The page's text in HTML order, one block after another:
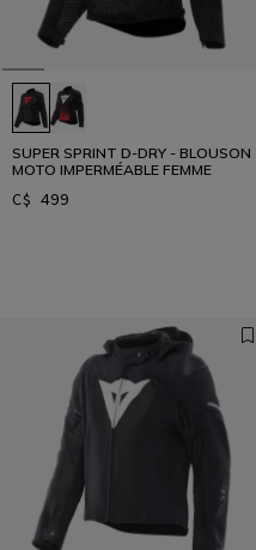
SUPER SPRINT D-DRY - BLOUSON
MOTO IMPERMÉABLE FEMME
C$ 499